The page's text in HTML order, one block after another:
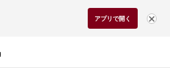
アプリで開く